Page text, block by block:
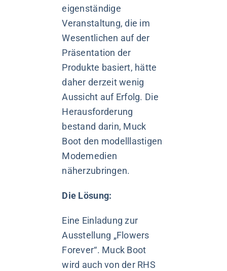
eigenständige
Veranstaltung, die im
Wesentlichen auf der
Präsentation der
Produkte basiert, hätte
daher derzeit wenig
Aussicht auf Erfolg. Die
Herausforderung
bestand darin, Muck
Boot den modelllastigen
Modemedien
näherzubringen.
Die Lösung:
Eine Einladung zur
Ausstellung „Flowers
Forever“. Muck Boot
wird auch von der RHS